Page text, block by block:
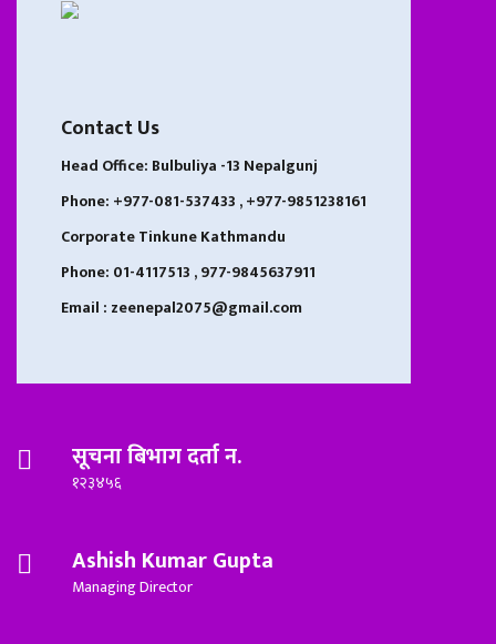
Contact Us
Head Office: Bulbuliya -13 Nepalgunj
Phone: +977-081-537433 , +977-9851238161
Corporate Tinkune Kathmandu
Phone: 01-4117513 , 977-9845637911
Email : zeenepal2075@gmail.com
सूचना बिभाग दर्ता न.
१२३४५६
Ashish Kumar Gupta
Managing Director